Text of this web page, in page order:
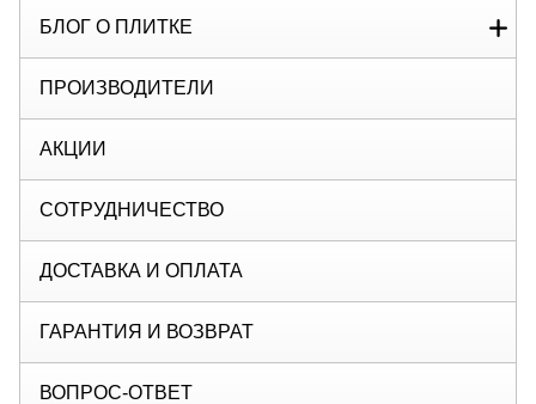
БЛОГ О ПЛИТКЕ
ПРОИЗВОДИТЕЛИ
АКЦИИ
СОТРУДНИЧЕСТВО
ДОСТАВКА И ОПЛАТА
ГАРАНТИЯ И ВОЗВРАТ
ВОПРОС-ОТВЕТ